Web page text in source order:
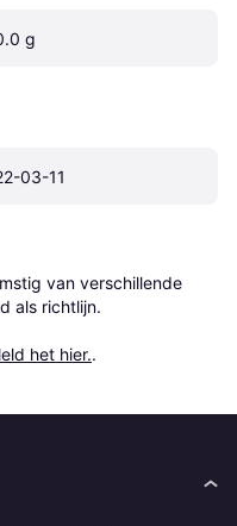
g
03-11
van verschillende
als richtlijn.
het hier..